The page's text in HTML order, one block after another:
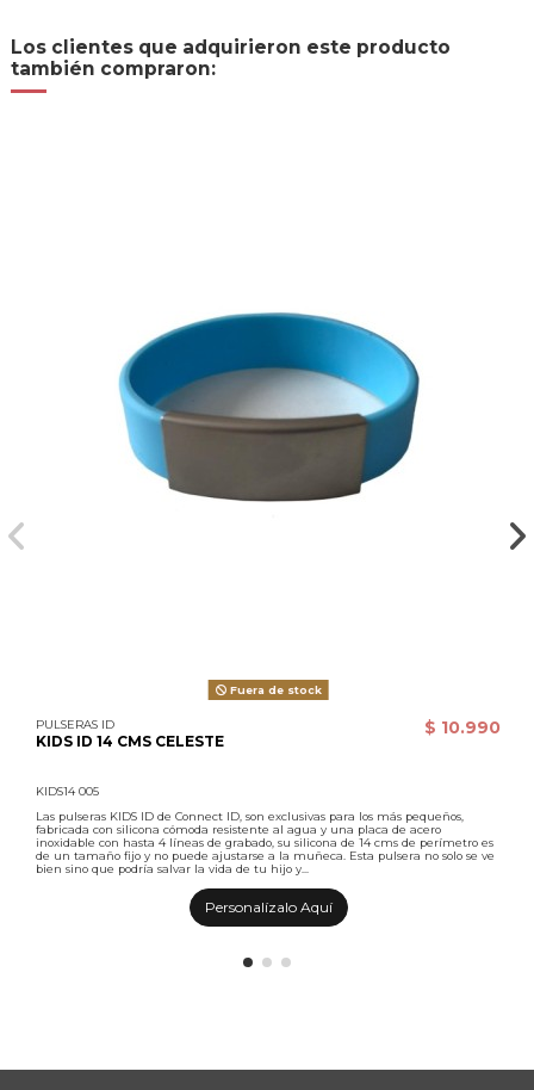
Los clientes que adquirieron este producto
también compraron:
Fuera de stock
PULSERAS ID
KIDS ID 14 CMS CELESTE
KIDS14 005
$ 10.990
Las pulseras KIDS ID de Connect ID, son exclusivas para los más pequeños,
fabricada con silicona cómoda resistente al agua y una placa de acero
inoxidable con hasta 4 líneas de grabado, su silicona de 14 cms de perímetro es
de un tamaño fijo y no puede ajustarse a la muñeca. Esta pulsera no solo se ve
bien sino que podría salvar la vida de tu hijo y...
Personalízalo Aquí